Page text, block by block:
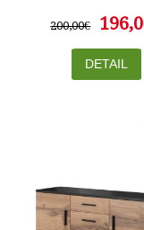
200,00€
DETAIL